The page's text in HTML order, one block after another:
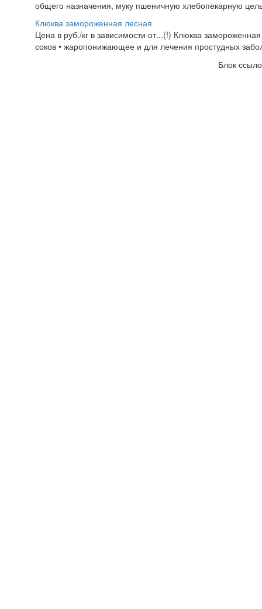
общего назначения, муку пшеничную хлебопекарную
Клюква замороженная лесная
Цена в руб./кг в зависимости от...(!) Клюква
соков • жаропонижающее и для лечения простудных
Блок